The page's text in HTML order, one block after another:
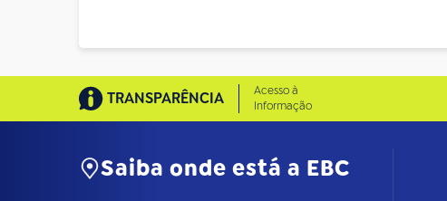
TRANSPARÊNCIA
Acesso à
Informação
Saiba onde está a EBC